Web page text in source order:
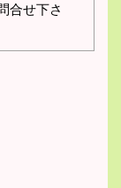
合せ下さ